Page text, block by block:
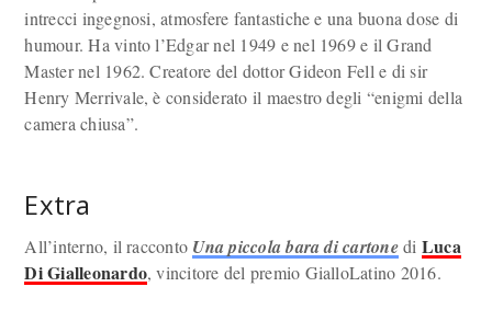
intrecci ingegnosi, atmosfere fantastiche e una buona dose di
humour. Ha vinto l’Edgar nel 1949 e nel 1969 e il Grand
Master nel 1962. Creatore del dottor Gideon Fell e di sir
Henry Merrivale, è considerato il maestro degli “enigmi della
camera chiusa”.
Extra
All’interno, il racconto Una piccola bara di cartonedi Luca
Di Gialleonardo, vincitore del premio GialloLatino 2016.